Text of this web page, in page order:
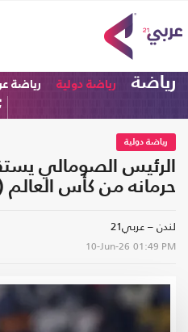
رياضة رياضة دولية رياضة
رياضة دولية
الرئيس الصومالي
حرمانه من كأس
لندن – عربي21
10-Jun-26 01:49 PM